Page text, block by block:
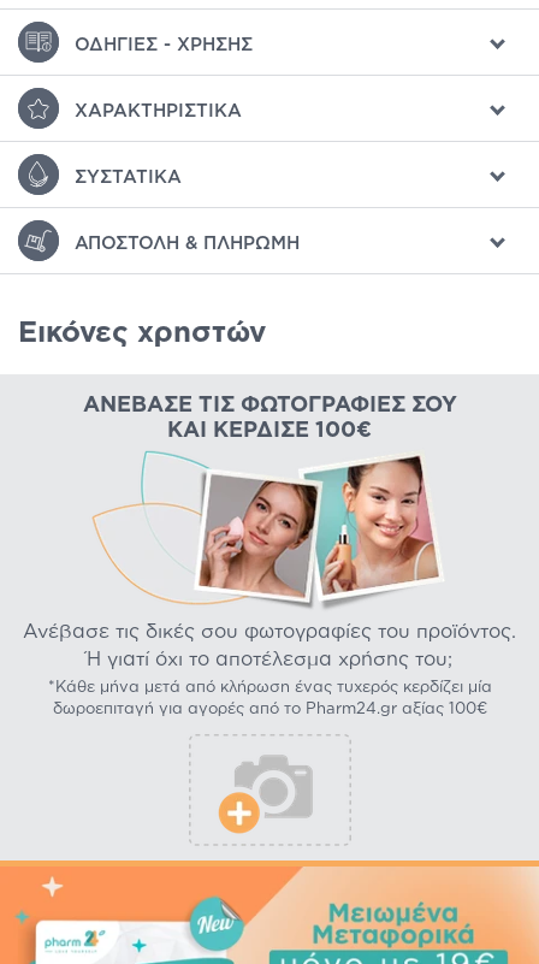
ΟΔΗΓΊΕΣ - ΧΡΉΣΗΣ
ΧΑΡΑΚΤΗΡΙΣΤΙΚΆ
ΣΥΣΤΑΤΙΚΆ
ΑΠΟΣΤΟΛΉ & ΠΛΗΡΩΜΉ
Εικόνες χρηστών
ΑΝΈΒΑΣΕ ΤΙΣ ΦΩΤΟΓΡΑΦΊΕΣ ΣΟΥ
ΚΑΙ ΚΈΡΔΙΣΕ 100€
Ανέβασε τις δικές σου φωτογραφίες του προϊόντος.
Ή γιατί όχι το αποτέλεσμα χρήσης του;
*Κάθε μήνα μετά από κλήρωση ένας τυχερός κερδίζει μία
δωροεπιταγή για αγορές από το Pharm24.gr αξίας 100€